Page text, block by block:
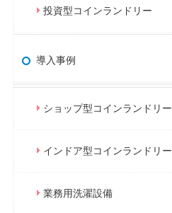
投資型コインランドリー
導入事例
ショップ型コインランドリー
インドア型コインランドリー
業務用洗濯設備